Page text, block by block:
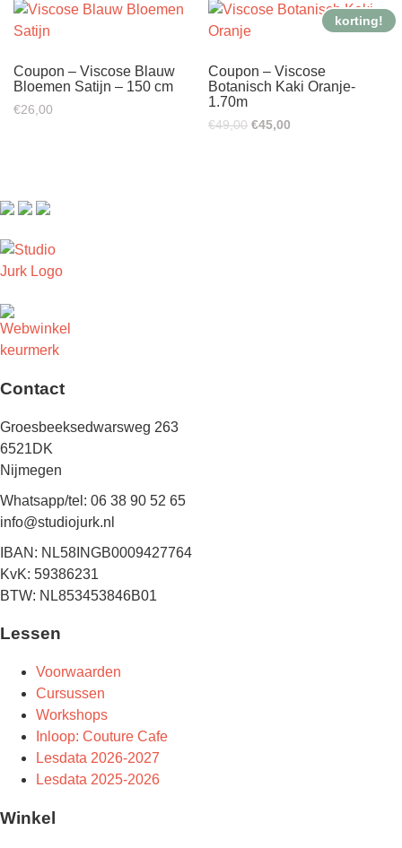
Coupon – Viscose Blauw
Bloemen Satijn – 150 cm
€26,00
korting!
Coupon – Viscose
Botanisch Kaki Oranje-
1.70m
€49,00 Oorspronkelijke
€45,00
Contact
Groesbeeksedwarsweg 263
6521DK
Nijmegen
Whatsapp/tel: 06 38 90 52 65
info@studiojurk.nl
IBAN: NL58INGB0009427764
KvK: 59386231
BTW: NL853453846B01
Lessen
Voorwaarden
Cursussen
Workshops
Inloop: Couture Cafe
Lesdata 2026-2027
Lesdata 2025-2026
Winkel